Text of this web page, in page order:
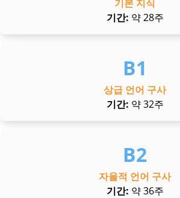
기본 지식
기간: 약 28주
상급 언어 구사
기간: 약 32주
자율적 언어 구사
기간: 약 36주